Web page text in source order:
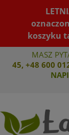
koszyku
MASZ
45, +48 600